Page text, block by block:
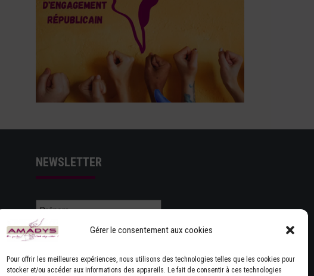
Gérer le consentement aux cookies
Pour offrir les meilleures expériences, nous utilisons des technologies telles que les cookies pour
stocker et/ou accéder aux informations des appareils. Le fait de consentir à ces technologies
NEWSLETTER